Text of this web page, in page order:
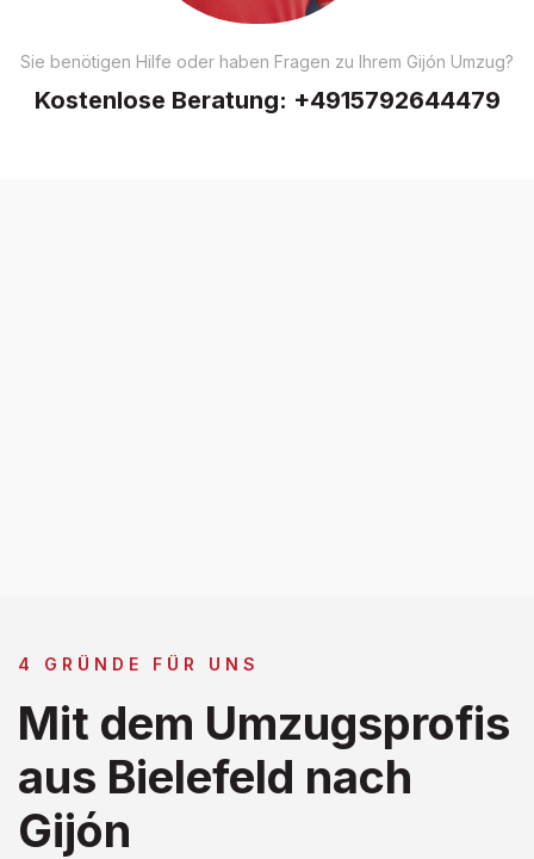
Sie benötigen Hilfe oder haben Fragen zu Ihrem Gijón Umzug?
Kostenlose Beratung: +4915792644479
4 GRÜNDE FÜR UNS
Mit dem Umzugsprofis
aus Bielefeld nach
Gijón